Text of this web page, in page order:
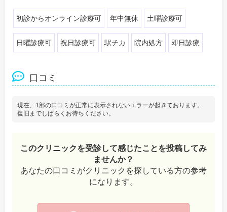
初診からオンライン診療可 年中無休 土曜診療可
日曜診療可 祝日診療可 駅チカ 院内処方 即日診療
口コミ
現在、1部の口コミが正常に表示されないエラーが起きております。
復旧までしばらくお待ちください。
このクリニックを受診して感じたことを投稿してみ
ませんか？
あなたの口コミがクリニックを探している方の参考
になります。